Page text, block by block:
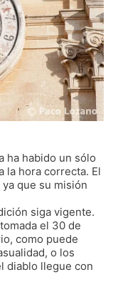
ha habido un sólo
la hora correcta. El
que su misión
siga vigente.
el 30 de
como puede
o los
diablo llegue con